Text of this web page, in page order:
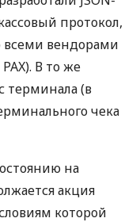
протокол,
вендорами
В то же
терминала (в
чека
на
акция
которой